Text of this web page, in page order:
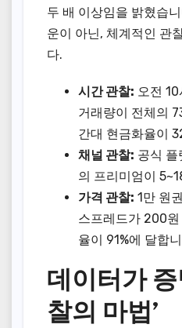
두 배 이상임을 밝혔습
운이 아닌, 체계적인 관
다.
시간 관찰: 오전
거래량이 전체의
간대 현금화율이
채널 관찰: 공식 플
의 프리미엄이
가격 관찰: 1만 원
스프레드가 200
율이 91%에 달합
데이터가
찰의 마법’